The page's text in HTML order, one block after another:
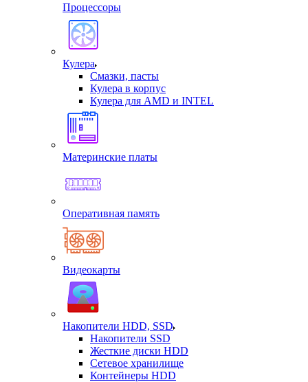
Процессоры
Кулера
Смазки, пасты
Кулера в корпус
Кулера для AMD и INTEL
Материнские платы
Оперативная память
Видеокарты
Накопители HDD, SSD
Накопители SSD
Жесткие диски HDD
Сетевое хранилище
Контейнеры HDD